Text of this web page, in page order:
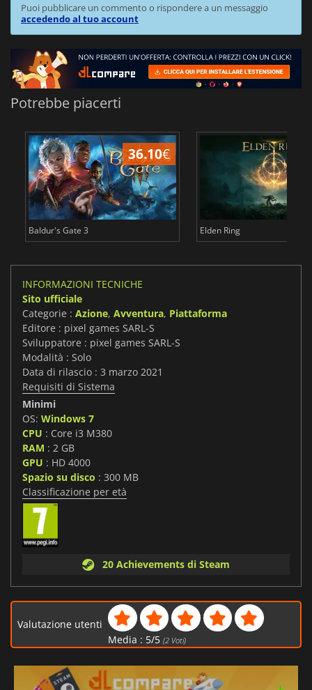
Puoi pubblicare un commento o rispondere a un messaggio
accedendo al tuo account
Potrebbe piacerti
36.10€
Baldur's Gate 3 Elden Ring
INFORMAZIONI TECNICHE
Sito ufficiale
Categorie : Azione, Avventura, Piattaforma
Editore : pixel games SARL-S
Sviluppatore : pixel games SARL-S
Modalità : Solo
Data di rilascio : 3 marzo 2021
Requisiti di Sistema
Minimi
OS: Windows 7
CPU : Core i3 M380
RAM : 2 GB
GPU : HD 4000
Spazio su disco : 300 MB
Classificazione per età
20 Achievements di Steam
Valutazione utenti
Media : 5/5 (2Voti)